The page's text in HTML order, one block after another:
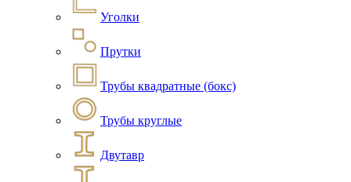
Уголки
Прутки
Трубы квадратные (бокс)
Трубы круглые
Двутавр